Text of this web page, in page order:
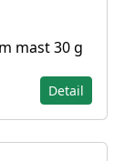
mast 30 g
Detail